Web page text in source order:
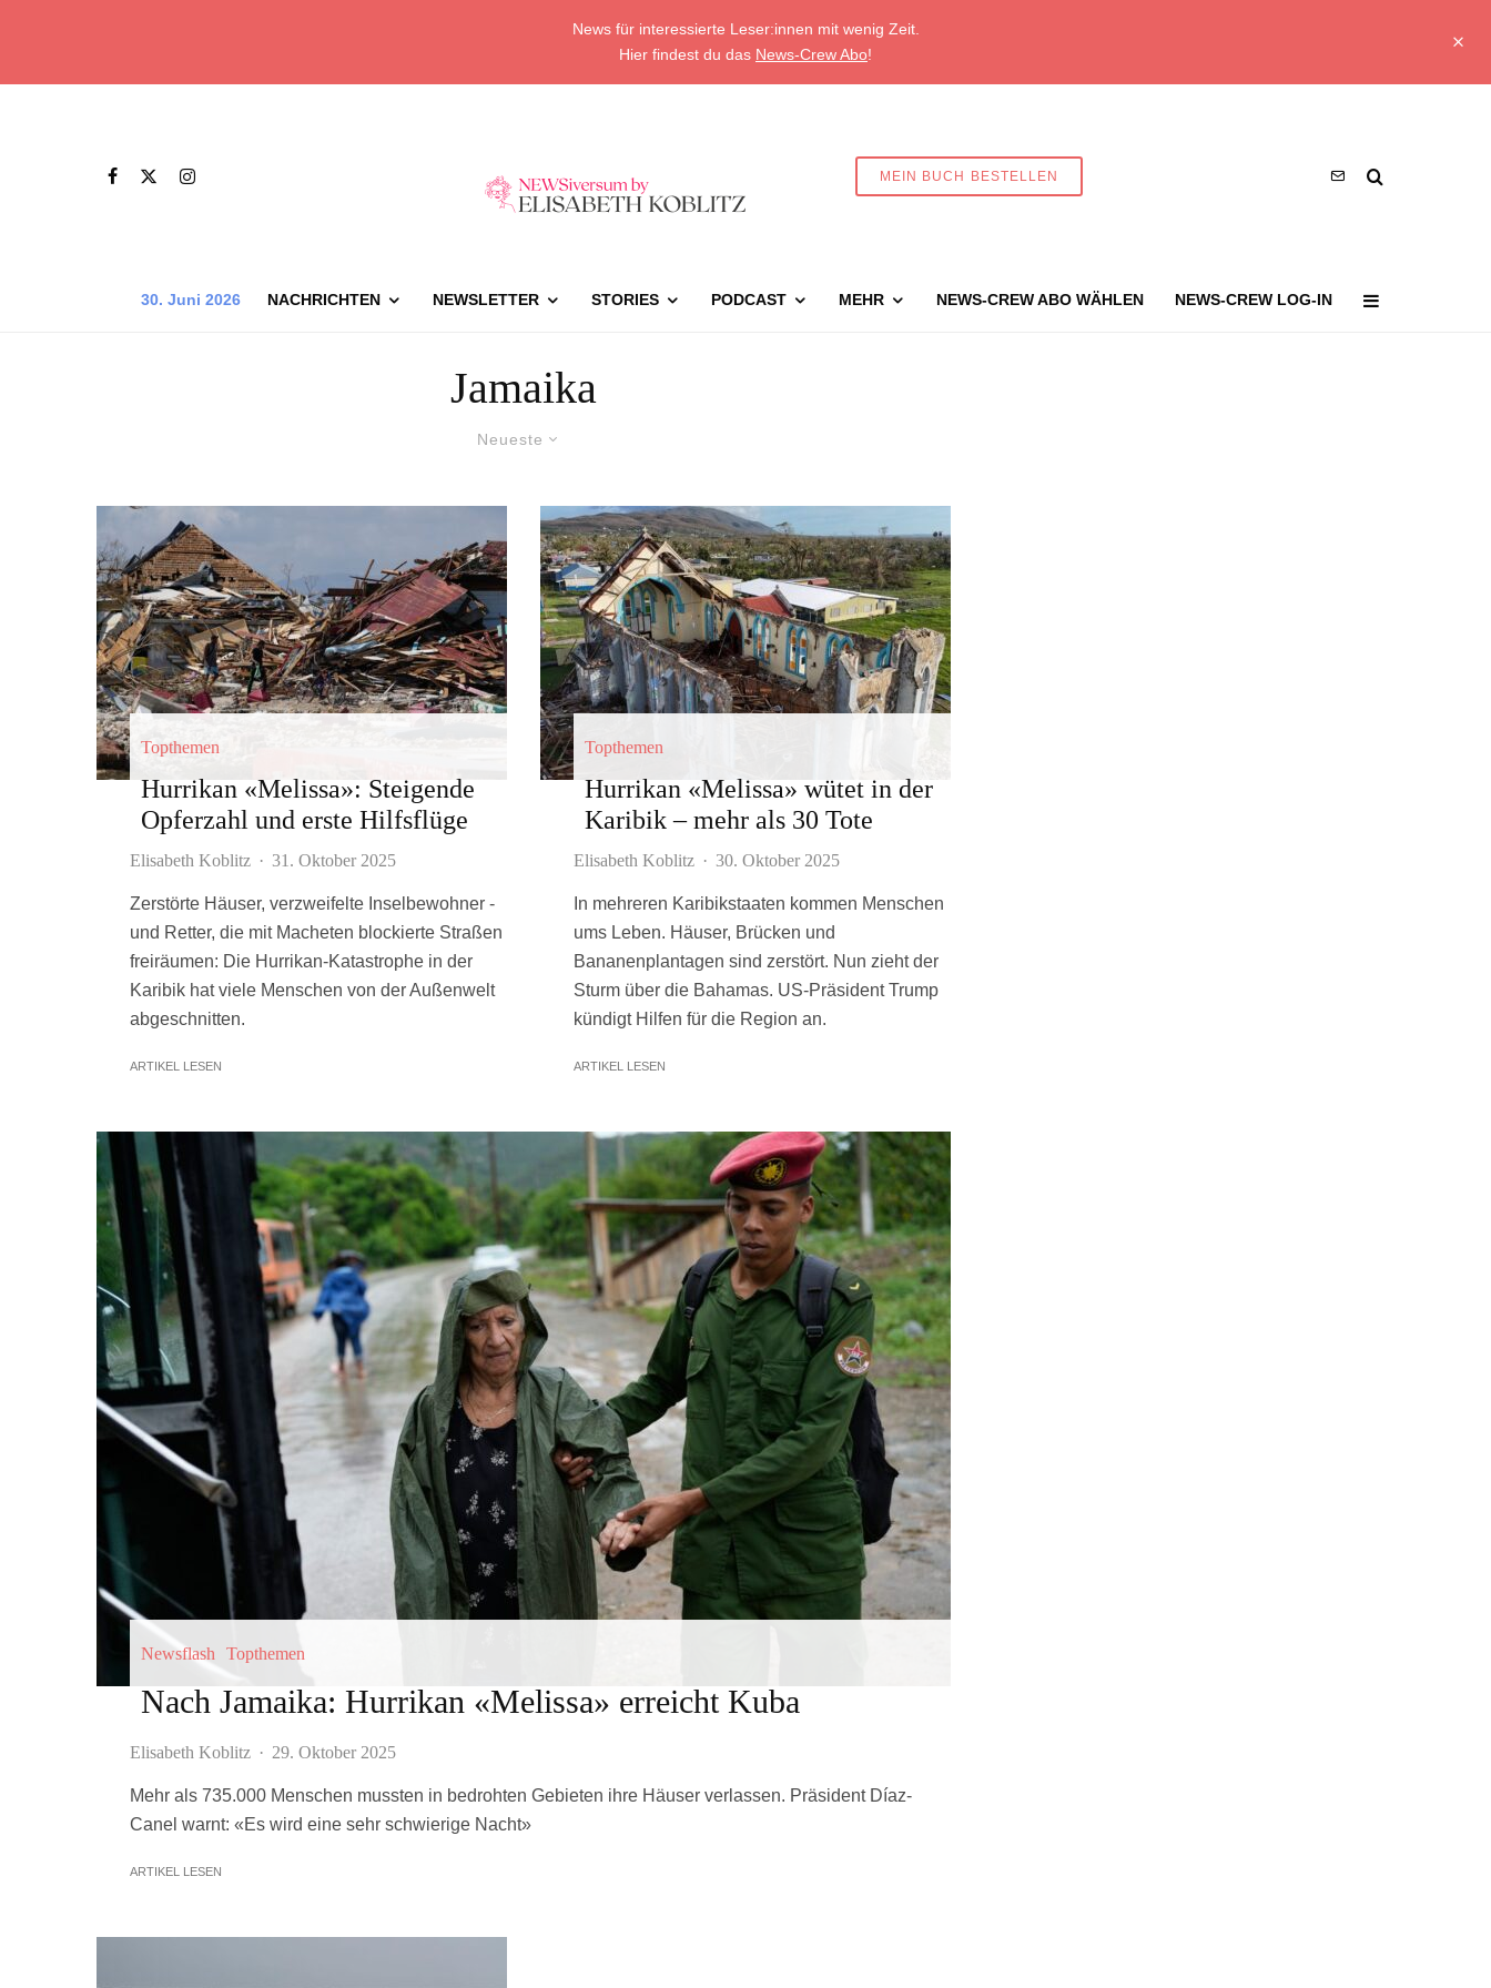
News für interessierte Leser:innen mit wenig Zeit.
Hier findest du das News-Crew Abo!
MEIN BUCH BESTELLEN
30. Juni 2026 NACHRICHTEN NEWSLETTER STORIES PODCAST MEHR NEWS-CREW ABO WÄHLEN NEWS-CREW LOG-IN
Jamaika
Neueste
Topthemen
Hurrikan «Melissa»: Steigende
Opferzahl und erste Hilfsflüge
Elisabeth Koblitz · 31. Oktober 2025
Zerstörte Häuser, verzweifelte Inselbewohner -
und Retter, die mit Macheten blockierte Straßen
freiräumen: Die Hurrikan-Katastrophe in der
Karibik hat viele Menschen von der Außenwelt
abgeschnitten.
ARTIKEL LESEN
Topthemen
Hurrikan «Melissa» wütet in der
Karibik – mehr als 30 Tote
Elisabeth Koblitz · 30. Oktober 2025
In mehreren Karibikstaaten kommen Menschen
ums Leben. Häuser, Brücken und
Bananenplantagen sind zerstört. Nun zieht der
Sturm über die Bahamas. US-Präsident Trump
kündigt Hilfen für die Region an.
ARTIKEL LESEN
Newsflash Topthemen
Nach Jamaika: Hurrikan «Melissa» erreicht Kuba
Elisabeth Koblitz · 29. Oktober 2025
Mehr als 735.000 Menschen mussten in bedrohten Gebieten ihre Häuser verlassen. Präsident Díaz-
Canel warnt: «Es wird eine sehr schwierige Nacht»
ARTIKEL LESEN